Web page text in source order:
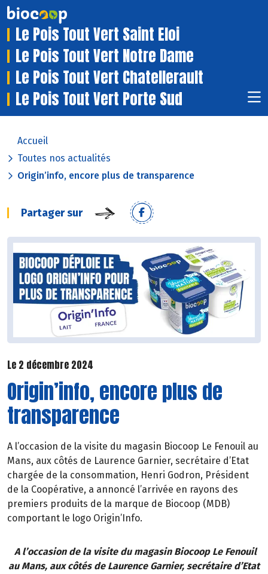
Le Pois Tout Vert Saint Eloi
Le Pois Tout Vert Notre Dame
Le Pois Tout Vert Chatellerault
Le Pois Tout Vert Porte Sud
Accueil
Toutes nos actualités
Origin’info, encore plus de transparence
Partager sur
Le 2 décembre 2024
Origin’info, encore plus de
transparence
A l’occasion de la visite du magasin Biocoop Le Fenouil au
Mans, aux côtés de Laurence Garnier, secrétaire d’Etat
chargée de la consommation, Henri Godron, Président
de la Coopérative, a annoncé l’arrivée en rayons des
premiers produits de la marque de Biocoop (MDB)
comportant le logo Origin’Info.
A l’occasion de la visite du magasin Biocoop Le Fenouil
au Mans, aux côtés de Laurence Garnier, secrétaire d’Etat